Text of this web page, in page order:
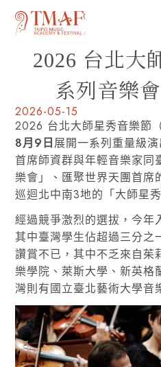
2026 台北大
系列音樂
2026-05-15
2026 台北大師星秀音樂節
8月9日展開一系列重量級
首席師資群與年輕音樂家同
樂會」、匯聚世界天團首席
巡迴北中南3地的「大師星
經過競爭激烈的選拔，今年
其中臺灣學生佔超過三分之
讚賞不已，其中不乏來自茱
樂學院、萊斯大學、新英格
灣則有國立臺北藝術大學音